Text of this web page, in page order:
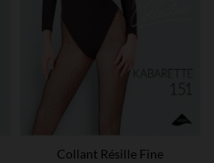
Collant Résille Fine